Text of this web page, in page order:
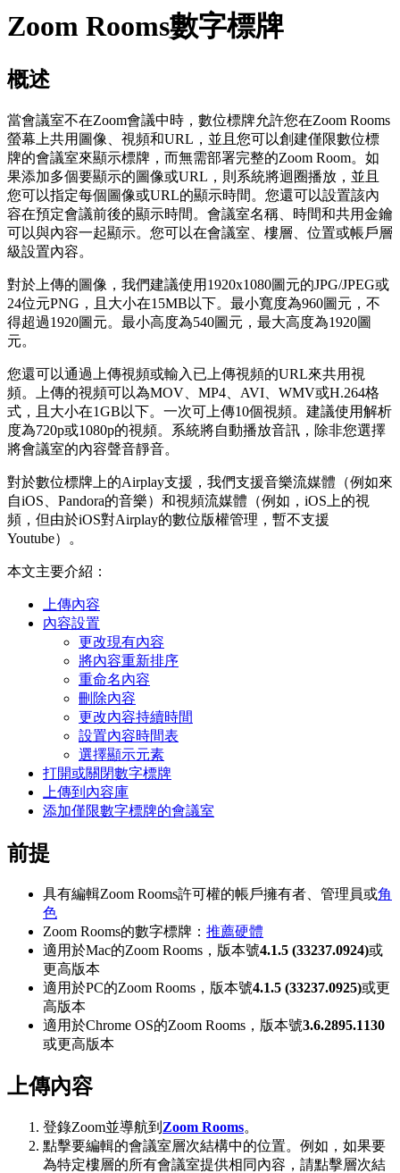
Zoom Rooms數字標牌
概述
當會議室不在Zoom會議中時，數位標牌允許您在Zoom Rooms
螢幕上共用圖像、視頻和URL，並且您可以創建僅限數位標
牌的會議室來顯示標牌，而無需部署完整的Zoom Room。如
果添加多個要顯示的圖像或URL，則系統將迴圈播放，並且
您可以指定每個圖像或URL的顯示時間。您還可以設置該內
容在預定會議前後的顯示時間。會議室名稱、時間和共用金鑰
可以與內容一起顯示。您可以在會議室、樓層、位置或帳戶層
級設置內容。
對於上傳的圖像，我們建議使用1920x1080圖元的JPG/JPEG或
24位元PNG，且大小在15MB以下。最小寬度為960圖元，不
得超過1920圖元。最小高度為540圖元，最大高度為1920圖
元。
您還可以通過上傳視頻或輸入已上傳視頻的URL來共用視
頻。上傳的視頻可以為MOV、MP4、AVI、WMV或H.264格
式，且大小在1GB以下。一次可上傳10個視頻。建議使用解析
度為720p或1080p的視頻。系統將自動播放音訊，除非您選擇
將會議室的內容聲音靜音。
對於數位標牌上的Airplay支援，我們支援音樂流媒體（例如來
自iOS、Pandora的音樂）和視頻流媒體（例如，iOS上的視
頻，但由於iOS對Airplay的數位版權管理，暫不支援
Youtube）。
本文主要介紹：
上傳內容
內容設置
更改現有內容
將內容重新排序
重命名內容
刪除內容
更改內容持續時間
設置內容時間表
選擇顯示元素
打開或關閉數字標牌
上傳到內容庫
添加僅限數字標牌的會議室
前提
具有編輯Zoom Rooms許可權的帳戶擁有者、管理員或角
色
Zoom Rooms的數字標牌： 推薦硬體
適用於Mac的Zoom Rooms，版本號4.1.5 (33237.0924)或
更高版本
適用於PC的Zoom Rooms，版本號4.1.5 (33237.0925)或更
高版本
適用於Chrome OS的Zoom Rooms，版本號3.6.2895.1130
或更高版本
上傳內容
登錄Zoom並導航到 Zoom Rooms。
點擊要編輯的會議室層次結構中的位置。例如，如果要
為特定樓層的所有會議室提供相同內容，請點擊層次結